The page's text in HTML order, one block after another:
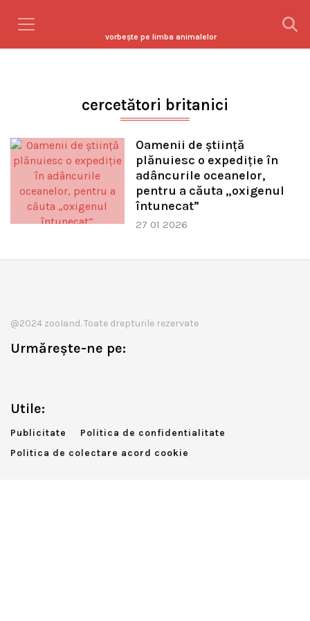
vorbeşte pe limba animalelor
cercetători britanici
Oamenii de știință
plănuiesc o expediție în
adâncurile oceanelor,
pentru a căuta „oxigenul
întunecat”
27 01 2026
@2024 zooland. Toate drepturile rezervate
Urmărește-ne pe:
Utile:
Publicitate
Politica de confidentialitate
Politica de colectare acord cookie